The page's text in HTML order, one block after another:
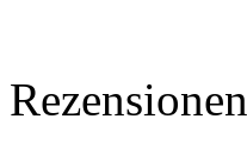
Rezensionen